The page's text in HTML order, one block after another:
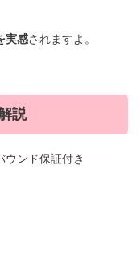
実感されますよ。
説
ンド保証付き